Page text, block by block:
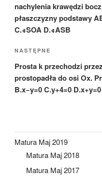
nachylenia krawędzi
płaszczyzny podstawy
C.∢SOA D.∢ASB
Następny
wpis
NASTĘPNE
Prosta k przechodzi
prostopadła do osi Ox.
B.x−y=0 C.y+4=0 D.x+y=0
Matura Maj 2019
Matura Maj 2018
Matura Maj 2017